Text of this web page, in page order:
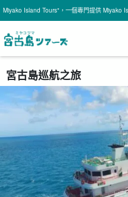
Miyako Island Tours"，一個專門提供 Miyako
宮古島巡航之旅